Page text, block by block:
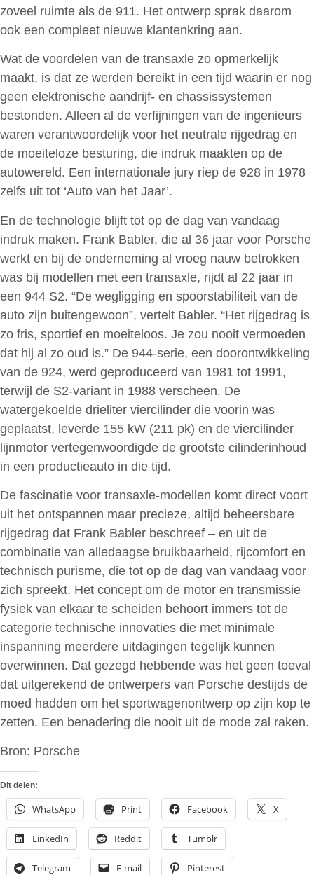
zoveel ruimte als de 911. Het ontwerp sprak daarom
ook een compleet nieuwe klantenkring aan.
Wat de voordelen van de transaxle zo opmerkelijk
maakt, is dat ze werden bereikt in een tijd waarin er nog
geen elektronische aandrijf- en chassissystemen
bestonden. Alleen al de verfijningen van de ingenieurs
waren verantwoordelijk voor het neutrale rijgedrag en
de moeiteloze besturing, die indruk maakten op de
autowereld. Een internationale jury riep de 928 in 1978
zelfs uit tot ‘Auto van het Jaar’.
En de technologie blijft tot op de dag van vandaag
indruk maken. Frank Babler, die al 36 jaar voor Porsche
werkt en bij de onderneming al vroeg nauw betrokken
was bij modellen met een transaxle, rijdt al 22 jaar in
een 944 S2. “De wegligging en spoorstabiliteit van de
auto zijn buitengewoon”, vertelt Babler. “Het rijgedrag is
zo fris, sportief en moeiteloos. Je zou nooit vermoeden
dat hij al zo oud is.” De 944-serie, een doorontwikkeling
van de 924, werd geproduceerd van 1981 tot 1991,
terwijl de S2-variant in 1988 verscheen. De
watergekoelde drieliter viercilinder die voorin was
geplaatst, leverde 155 kW (211 pk) en de viercilinder
lijnmotor vertegenwoordigde de grootste cilinderinhoud
in een productieauto in die tijd.
De fascinatie voor transaxle-modellen komt direct voort
uit het ontspannen maar precieze, altijd beheersbare
rijgedrag dat Frank Babler beschreef – en uit de
combinatie van alledaagse bruikbaarheid, rijcomfort en
technisch purisme, die tot op de dag van vandaag voor
zich spreekt. Het concept om de motor en transmissie
fysiek van elkaar te scheiden behoort immers tot de
categorie technische innovaties die met minimale
inspanning meerdere uitdagingen tegelijk kunnen
overwinnen. Dat gezegd hebbende was het geen toeval
dat uitgerekend de ontwerpers van Porsche destijds de
moed hadden om het sportwagenontwerp op zijn kop te
zetten. Een benadering die nooit uit de mode zal raken.
Bron: Porsche
Dit delen:
WhatsApp Print Facebook X
LinkedIn Reddit Tumblr
Telegram E-mail Pinterest